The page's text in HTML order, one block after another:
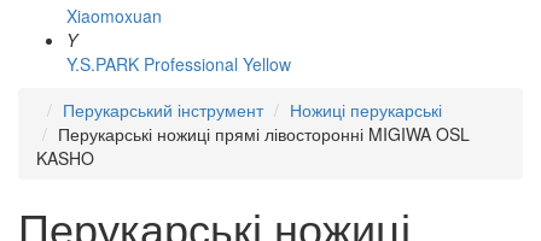
Xiaomoxuan
Y
Y.S.PARK Professional Yellow
Перукарський інструмент
Ножиці перукарські
Перукарські ножиці прямі лівосторонні MIGIWA OSL
KASHO
Перукарські ножиці